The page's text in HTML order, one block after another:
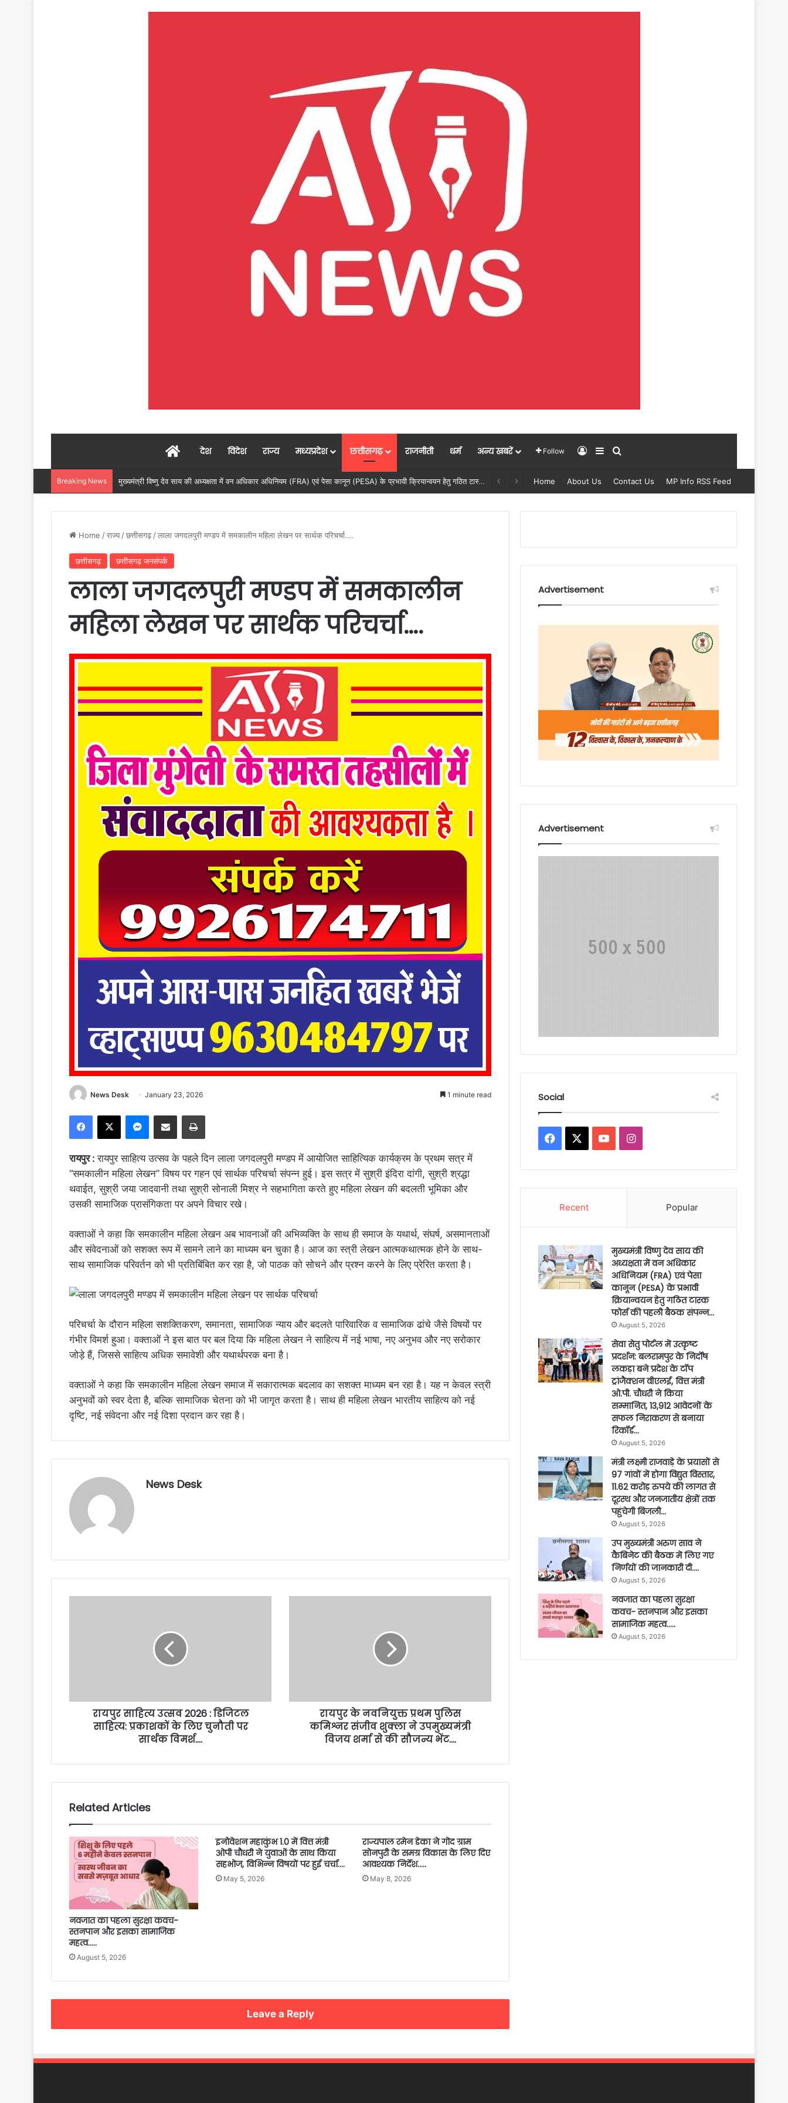
Homeदेश विदेश राज्य मध्यप्रदेश छत्तीसगढ़ राजनीती धर्म अन्य खबरें Follow Log InSidebar
Breaking News सेवा सेतु पोर्टल में उत्कृष्ट प्रदर्शन: बलरामपुर के निर्दोष लकड़ा बने प्रदेश के टॉप ट्रांजैक्शन वीएलई, वित्त मंत्री ओ.पी. चौधरी ने किया सम्मानित, 13,912 आवेदनों के सफल निराकरण से बनाया रिकॉर्ड… Home About Us Contact Us MP Info RSS Feed
Home /राज्य /छत्तीसगढ़ /लाला जगदलपुरी मण्डप में समकालीन महिला लेखन पर सार्थक परिचर्चा….
छत्तीसगढ़ छत्तीसगढ़ जनसंपर्क
लाला जगदलपुरी मण्डप में समकालीन
महिला लेखन पर सार्थक परिचर्चा….
News Desk January 23, 2026 1 minute read
Facebook
X Messenger
Share via Email Print
रायपुर :रायपुर साहित्य उत्सव के पहले दिन लाला जगदलपुरी मण्डप में आयोजित साहित्यिक कार्यक्रम के प्रथम सत्र में
“समकालीन महिला लेखन” विषय पर गहन एवं सार्थक परिचर्चा संपन्न हुई। इस सत्र में सुश्री इंदिरा दांगी, सुश्री श्रद्धा
थवाईत, सुश्री जया जादवानी तथा सुश्री सोनाली मिश्र ने सहभागिता करते हुए महिला लेखन की बदलती भूमिका और
उसकी सामाजिक प्रासंगिकता पर अपने विचार रखे।
वक्ताओं ने कहा कि समकालीन महिला लेखन अब भावनाओं की अभिव्यक्ति के साथ ही समाज के यथार्थ, संघर्ष, असमानताओं
और संवेदनाओं को सशक्त रूप में सामने लाने का माध्यम बन चुका है। आज का स्त्री लेखन आत्मकथात्मक होने के साथ-
साथ सामाजिक परिवर्तन को भी प्रतिबिंबित कर रहा है, जो पाठक को सोचने और प्रश्न करने के लिए प्रेरित करता है।
परिचर्चा के दौरान महिला सशक्तिकरण, समानता, सामाजिक न्याय और बदलते पारिवारिक व सामाजिक ढांचे जैसे विषयों पर
गंभीर विमर्श हुआ। वक्ताओं ने इस बात पर बल दिया कि महिला लेखन ने साहित्य में नई भाषा, नए अनुभव और नए सरोकार
जोड़े हैं, जिससे साहित्य अधिक समावेशी और यथार्थपरक बना है।
वक्ताओं ने कहा कि समकालीन महिला लेखन समाज में सकारात्मक बदलाव का सशक्त माध्यम बन रहा है। यह न केवल स्त्री
अनुभवों को स्वर देता है, बल्कि सामाजिक चेतना को भी जागृत करता है। साथ ही महिला लेखन भारतीय साहित्य को नई
दृष्टि, नई संवेदना और नई दिशा प्रदान कर रहा है।
News Desk
रायपुर साहित्य उत्सव 2026 : डिजिटल
साहित्य: प्रकाशकों के लिए चुनौती पर
सार्थक विमर्श….
रायपुर के नवनियुक्त प्रथम पुलिस
कमिश्नर संजीव शुक्ला ने उपमुख्यमंत्री
विजय शर्मा से की सौजन्य भेंट….
Related Articles
नवजात का पहला सुरक्षा कवच-
स्तनपान और इसका सामाजिक
महत्व…..
August 5, 2026
इनोवेशन महाकुंभ 1.0 में वित्त मंत्री
ओपी चौधरी ने युवाओं के साथ किया
सहभोज, विभिन्न विषयों पर हुई चर्चा….
May 5, 2026
राज्यपाल रमेन डेका ने गोद ग्राम
सोनपुरी के समग्र विकास के लिए दिए
आवश्यक निर्देश…..
May 8, 2026
Leave a Reply
Advertisement
Advertisement
Social
Facebook YouTubeInstagram
Recent Popular
मुख्यमंत्री विष्णु देव साय की
अध्यक्षता में वन अधिकार
अधिनियम (FRA) एवं पेसा
कानून (PESA) के प्रभावी
क्रियान्वयन हेतु गठित टास्क
फोर्स की पहली बैठक संपन्न…
August 5, 2026
सेवा सेतु पोर्टल में उत्कृष्ट
प्रदर्शन: बलरामपुर के निर्दोष
लकड़ा बने प्रदेश के टॉप
ट्रांजैक्शन वीएलई, वित्त मंत्री
ओ.पी. चौधरी ने किया
सम्मानित, 13,912 आवेदनों के
सफल निराकरण से बनाया
रिकॉर्ड…
August 5, 2026
मंत्री लक्ष्मी राजवाड़े के प्रयासों से
97 गांवों में होगा विद्युत विस्तार,
11.62 करोड़ रुपये की लागत से
दूरस्थ और जनजातीय क्षेत्रों तक
पहुंचेगी बिजली…
August 5, 2026
उप मुख्यमंत्री अरुण साव ने
कैबिनेट की बैठक में लिए गए
निर्णयों की जानकारी दी….
August 5, 2026
नवजात का पहला सुरक्षा
कवच- स्तनपान और इसका
सामाजिक महत्व…..
August 5, 2026